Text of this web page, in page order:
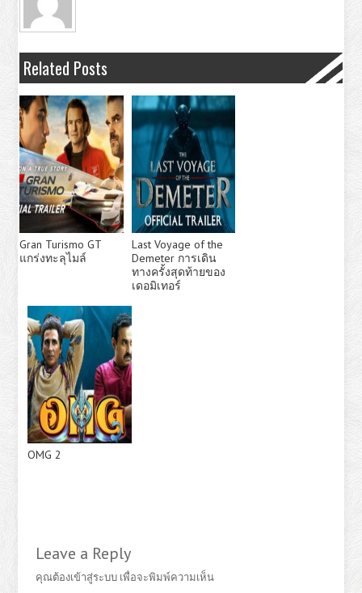
Related Posts
Gran Turismo GT
แกร่งทะลุไมล์
Last Voyage of the
Demeter การเดิน
ทางครั้งสุดท้ายของ
เดอมิเทอร์
OMG 2
Leave a Reply
คุณต้องเข้าสู่ระบบ เพื่อจะพิมพ์ความเห็น